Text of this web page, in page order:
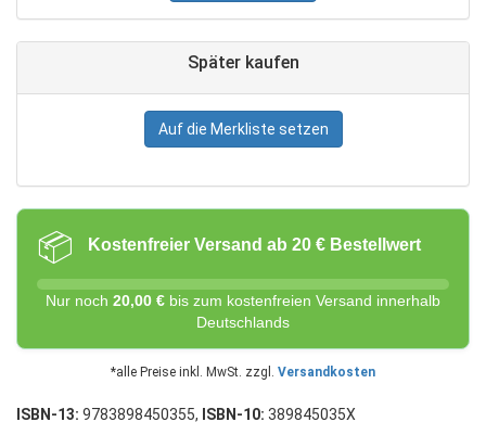
Später kaufen
Auf die Merkliste setzen
📦 Kostenfreier Versand ab 20 € Bestellwert
Nur noch 20,00 € bis zum kostenfreien Versand innerhalb
Deutschlands
*alle Preise inkl. MwSt. zzgl. Versandkosten
ISBN-13: 9783898450355, ISBN-10: 389845035X